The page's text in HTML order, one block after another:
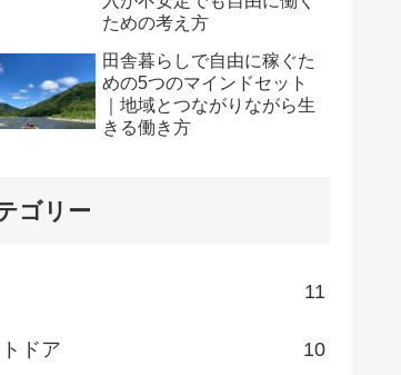
ための考え方
田舎暮らしで自由に稼ぐた
めの5つのマインドセット
｜地域とつながりながら生
きる働き方
ゴリー
11
ドア 10